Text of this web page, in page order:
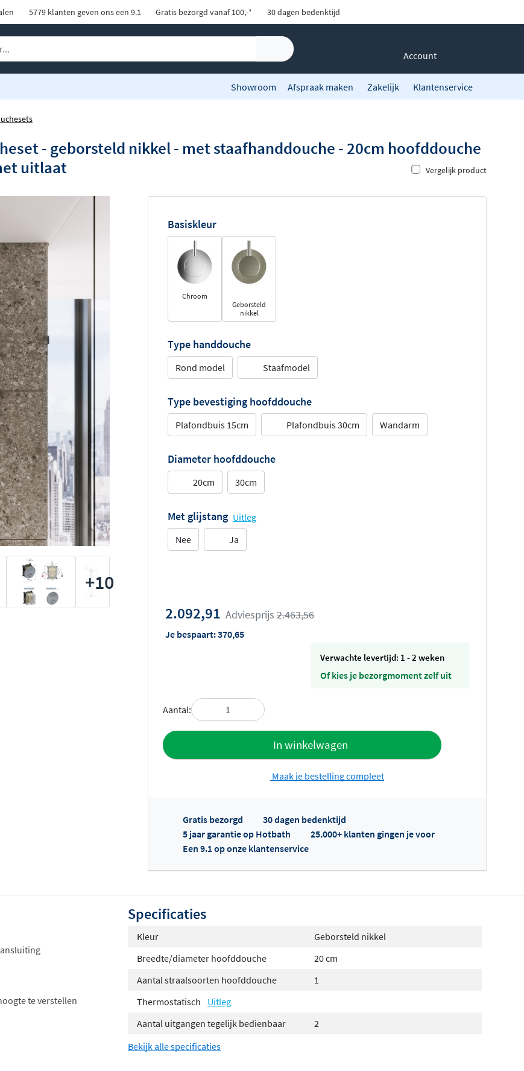
5779 klanten geven ons een 9.1 Gratis bezorgd vanaf 100,-* 30 dagen bedenktijd
Account
Showroom Afspraak maken Zakelijk Klantenservice
- geborsteld nikkel - met staafhanddouche - 20cm hoofddouche
uitlaat
Vergelijk product
+10
Basiskleur
Chroom
Geborsteld
nikkel
Type handdouche
Rond model Staafmodel
Type bevestiging hoofddouche
Plafondbuis 15cm Plafondbuis 30cm Wandarm
Diameter hoofddouche
20cm 30cm
Met glijstang Uitleg
Nee
Ja
2.092,91 Adviesprijs 2.463,56
Je bespaart:370,65
Verwachte levertijd: 1 - 2 weken
Of kies je bezorgmoment zelf uit
Aantal:
In winkelwagen
Toevoegen aan offerte
Maak je bestelling compleet
Gratis bezorgd
30 dagen bedenktijd
5 jaar garantie op Hotbath
25.000+ klanten gingen je voor
Een 9.1 op onze klantenservice
te verstellen
Specificaties
Kleur
Geborsteld nikkel
Breedte/diameter hoofddouche
20 cm
Aantal straalsoorten hoofddouche
1
Thermostatisch
Uitleg
Aantal uitgangen tegelijk bedienbaar
2
Bekijk alle specificaties